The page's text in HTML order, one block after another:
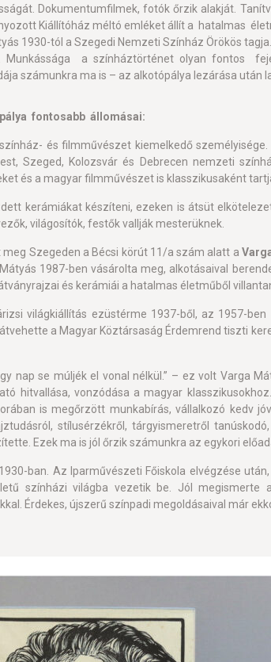
Dokumentumfilmek, fotók őrzik alakját.
Kiállítóház méltó emléket állít a hatalmas
1930-tól a Szegedi Nemzeti Színház Örökös
Munkássága a színháztörténet olyan fontos
számunkra ma is – az alkotópálya lezárása
fontosabb állomásai:
és filmművészet kiemelkedő
Szeged, Kolozsvár és Debrecen nemzeti
és a magyar filmművészet is klasszikusaként
kerámiákat készíteni, ezeken is átsüt
világosítók, festők vallják mesterüknek.
meg Szegeden a Bécsi körút 11/a szám alatt a
1987-ben vásárolta meg, alkotásaival
és kerámiái a hatalmas életműből
világkiállítás ezüstérme 1937-ből, az 1957-
a Magyar Köztársaság Érdemrend tiszti
nap se múljék el vonal nélkül.” – ez volt Varga
hitvallása, vonzódása a magyar
is megőrzött munkabírás, vállalkozó kedv
stílusérzékről, tárgyismeretről
Ezek ma is jól őrzik számunkra az egykori
1930-ban. Az Iparművészeti Főiskola elvégzése
színházi világba vezetik be. Jól
Érdekes, újszerű színpadi megoldásaival már